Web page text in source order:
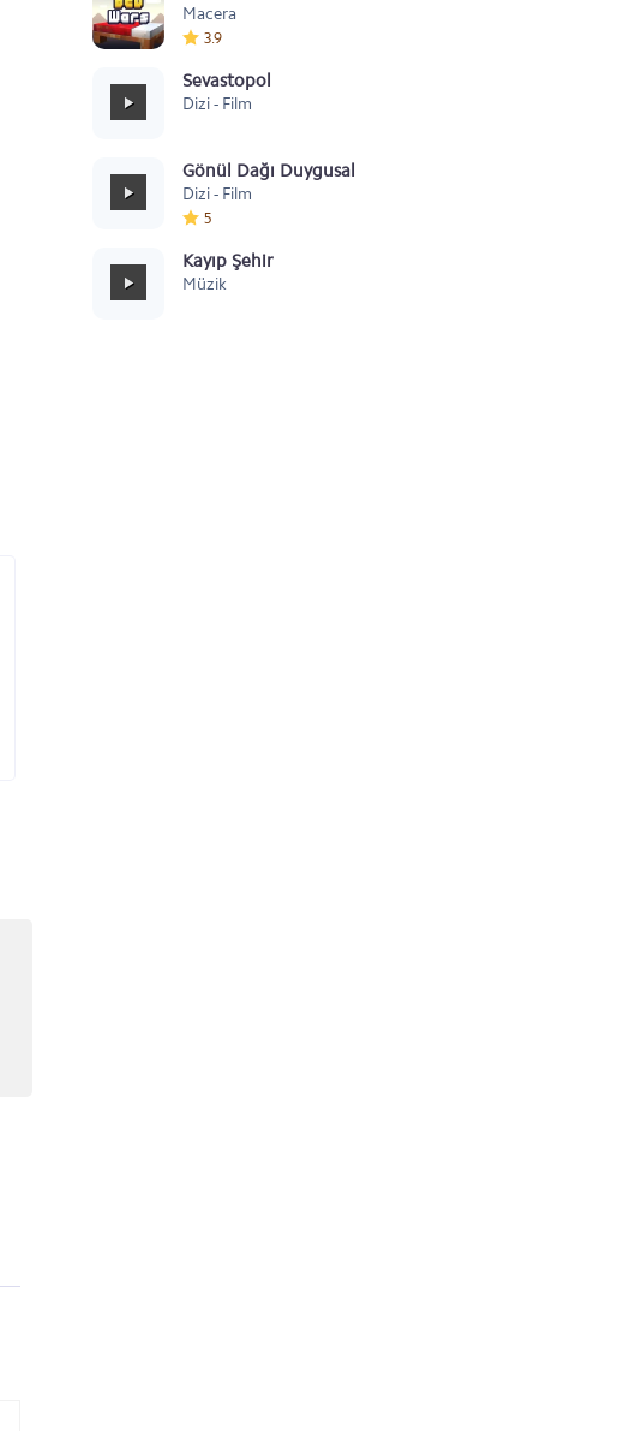
Macera
3.9
Sevastopol
Dizi - Film
Gönül Dağı Duygusal
Dizi - Film
5
Kayıp Şehir
Müzik